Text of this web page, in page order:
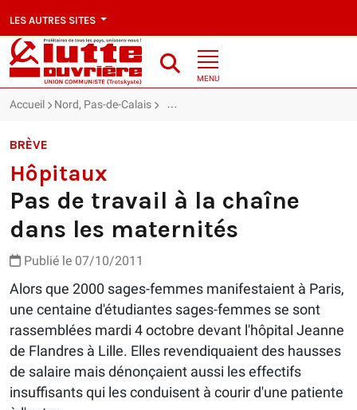
LES AUTRES SITES
MENU
Accueil Nord, Pas-de-Calais Hôpitaux : Pas de travail à la chaîne
BRÈVE
Hôpitaux
Pas de travail à la chaîne
dans les maternités
Publié le 07/10/2011
Alors que 2000 sages-femmes manifestaient à Paris,
une centaine d'étudiantes sages-femmes se sont
rassemblées mardi 4 octobre devant l'hôpital Jeanne
de Flandres à Lille. Elles revendiquaient des hausses
de salaire mais dénonçaient aussi les effectifs
insuffisants qui les conduisent à courir d'une patiente